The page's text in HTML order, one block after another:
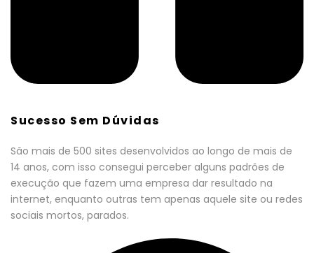
Sucesso Sem Dúvidas
São mais de 500 sites desenvolvidos ao longo de mais de
14 anos, com isso consegui perceber alguns padrões de
execução que fazem uma empresa dar resultado na
internet, enquanto outras tem apenas aquele site ou redes
sociais mortos, parados.